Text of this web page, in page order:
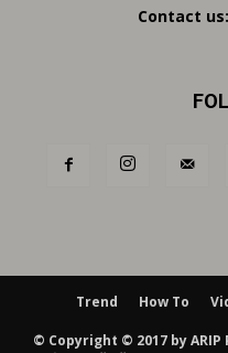
Contact us:
Trend How To
© Copyright © 2017 by ARIP